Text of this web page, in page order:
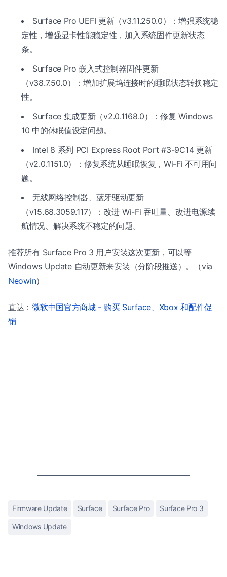
Surface Pro UEFI 更新（v3.11.250.0）：增强系统稳
定性，增强显卡性能稳定性，加入系统固件更新状态
条。
Surface Pro 嵌入式控制器固件更新
（v38.7.50.0）：增加扩展坞连接时的睡眠状态转换稳定
性。
Surface 集成更新（v2.0.1168.0）：修复 Windows
10 中的休眠值设定问题。
Intel 8 系列 PCI Express Root Port #3-9C14 更新
（v2.0.1151.0）：修复系统从睡眠恢复，Wi-Fi 不可用问
题。
无线网络控制器、蓝牙驱动更新
（v15.68.3059.117）：改进 Wi-Fi 吞吐量、改进电源续
航情况、解决系统不稳定的问题。
推荐所有 Surface Pro 3 用户安装这次更新，可以等
Windows Update 自动更新来安装（分阶段推送）。（via
Neowin）
直达：微软中国官方商城 - 购买 Surface、Xbox 和配件促
销
Firmware Update Surface Surface Pro Surface Pro 3
Windows Update